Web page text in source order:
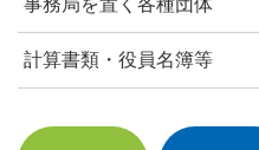
事務局を置く各種団体
計算書類・役員名簿等